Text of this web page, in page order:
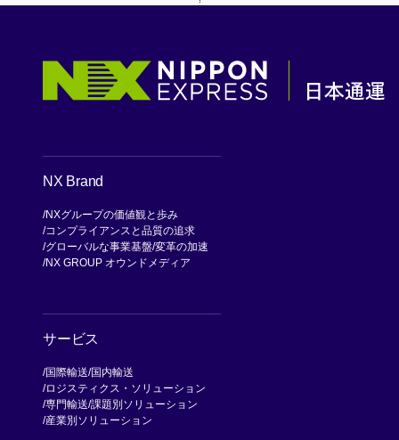
NX Brand
NXグループの価値観と歩み
コンプライアンスと品質の追求
グローバルな事業基盤 変革の加速
NX GROUP オウンドメディア
サービス
国際輸送 国内輸送
ロジスティクス・ソリューション
専門輸送 課題別ソリューション
産業別ソリューション